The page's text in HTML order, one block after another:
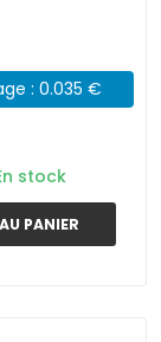
: 0.035 €
stock
PANIER